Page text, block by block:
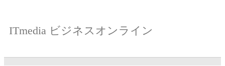
ITmedia ビジネスオンライン